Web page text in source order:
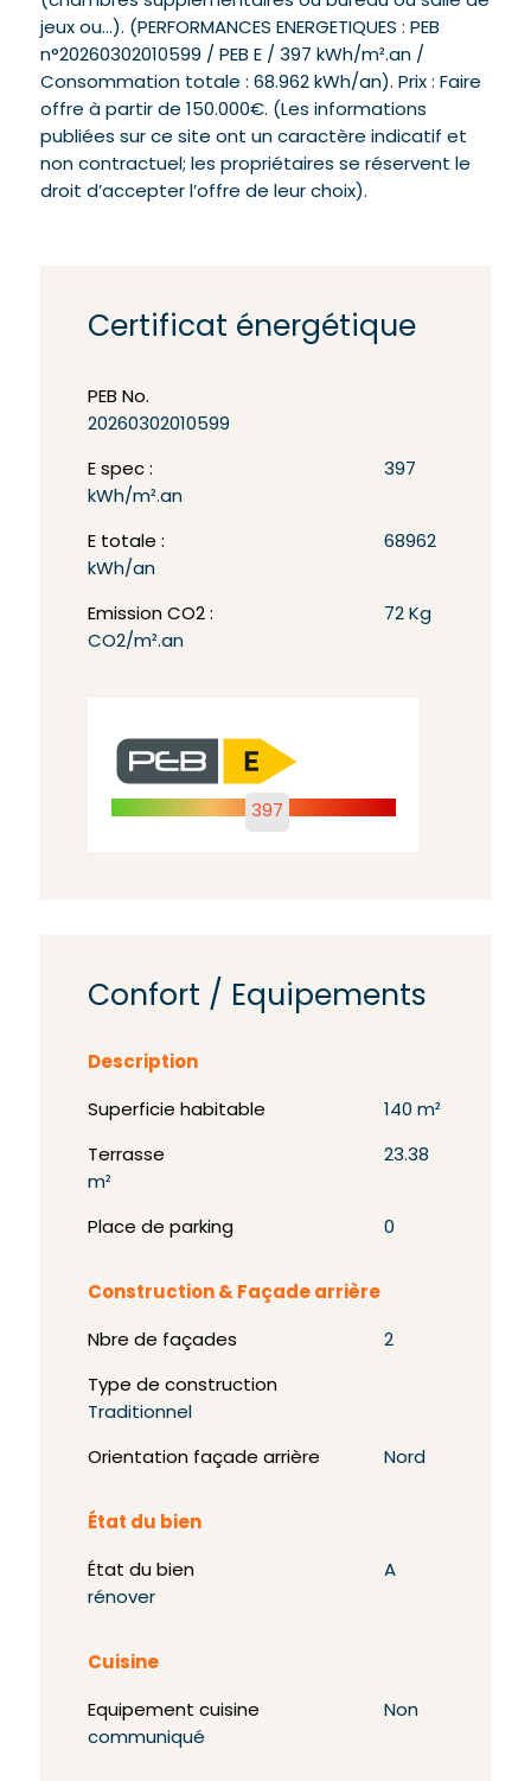
jeux ou...). (PERFORMANCES ENERGETIQUES : PEB
n°20260302010599 / PEB E / 397 kWh/m².an /
Consommation totale : 68.962 kWh/an). Prix : Faire
offre à partir de 150.000€. (Les informations
publiées sur ce site ont un caractère indicatif et
non contractuel; les propriétaires se réservent le
droit d’accepter l’offre de leur choix).
Certificat énergétique
PEB No.
20260302010599
E spec :
397
kWh/m².an
E totale :
68962
kWh/an
Emission CO2 :
72 Kg
CO2/m².an
397
Confort / Equipements
Description
Superficie habitable 140 m²
Terrasse
23.38
m²
Place de parking 0
Construction & Façade arrière
Nbre de façades 2
Type de construction
Traditionnel
Orientation façade arrière Nord
État du bien
État du bien
A
rénover
Cuisine
Equipement cuisine
Non
communiqué